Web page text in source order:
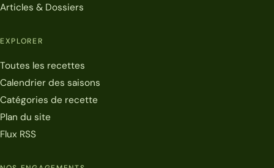
Articles & Dossiers
EXPLORER
Toutes les recettes
Calendrier des saisons
Catégories de recette
Plan du site
Flux RSS